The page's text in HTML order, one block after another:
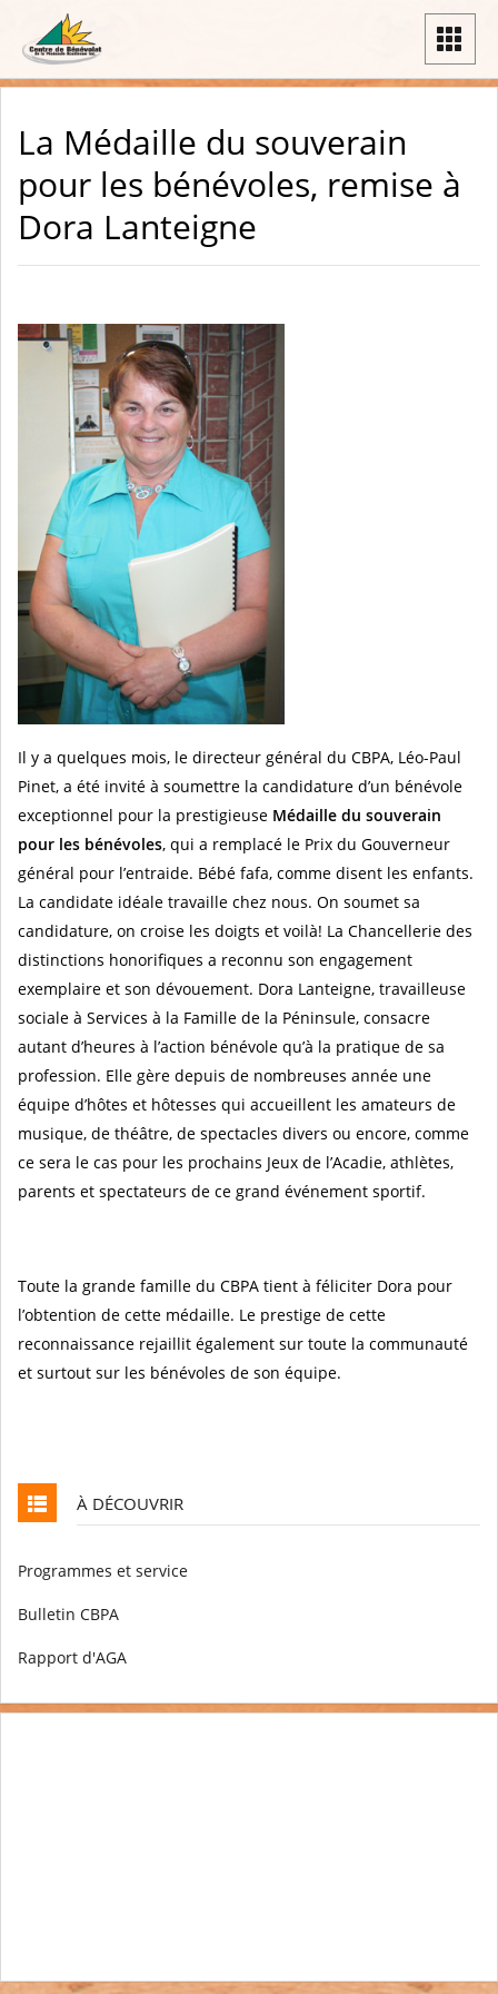
La Médaille du souverain
pour les bénévoles, remise à
Dora Lanteigne
Il y a quelques mois, le directeur général du CBPA, Léo-Paul
Pinet, a été invité à soumettre la candidature d’un bénévole
exceptionnel pour la prestigieuse Médaille du souverain
pour les bénévoles, qui a remplacé le Prix du Gouverneur
général pour l’entraide. Bébé fafa, comme disent les enfants.
La candidate idéale travaille chez nous. On soumet sa
candidature, on croise les doigts et voilà! La Chancellerie des
distinctions honorifiques a reconnu son engagement
exemplaire et son dévouement. Dora Lanteigne, travailleuse
sociale à Services à la Famille de la Péninsule, consacre
autant d’heures à l’action bénévole qu’à la pratique de sa
profession. Elle gère depuis de nombreuses année une
équipe d’hôtes et hôtesses qui accueillent les amateurs de
musique, de théâtre, de spectacles divers ou encore, comme
ce sera le cas pour les prochains Jeux de l’Acadie, athlètes,
parents et spectateurs de ce grand événement sportif.
Toute la grande famille du CBPA tient à féliciter Dora pour
l’obtention de cette médaille. Le prestige de cette
reconnaissance rejaillit également sur toute la communauté
et surtout sur les bénévoles de son équipe.
À DÉCOUVRIR
Programmes et service
Bulletin CBPA
Rapport d'AGA